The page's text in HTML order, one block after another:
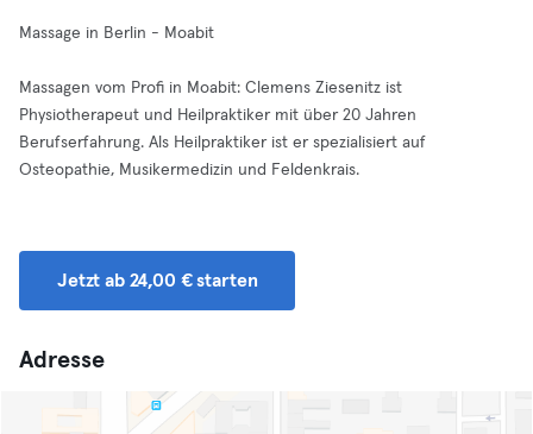
Massage in Berlin - Moabit
Massagen vom Profi in Moabit: Clemens Ziesenitz ist
Physiotherapeut und Heilpraktiker mit über 20 Jahren
Berufserfahrung. Als Heilpraktiker ist er spezialisiert auf
Osteopathie, Musikermedizin und Feldenkrais.
Jetzt ab 24,00 € starten
Adresse